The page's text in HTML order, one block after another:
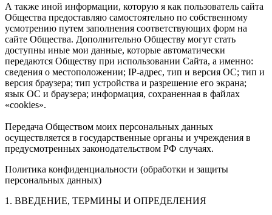
А также иной информации, которую я как пользователь сайта
Общества предоставляю самостоятельно по собственному
усмотрению путем заполнения соответствующих форм на
сайте Общества. Дополнительно Обществу могут стать
доступны иные мои данные, которые автоматически
передаются Обществу при использовании Сайта, а именно:
сведения о местоположении; IP-адрес, тип и версия ОС; тип и
версия браузера; тип устройства и разрешение его экрана;
язык ОС и браузера; информация, сохраненная в файлах
«cookies».
Передача Обществом моих персональных данных
осуществляется в государственные органы и учреждения в
предусмотренных законодательством РФ случаях.
Политика конфиденциальности (обработки и защиты
персональных данных)
1. ВВЕДЕНИЕ, ТЕРМИНЫ И ОПРЕДЕЛЕНИЯ